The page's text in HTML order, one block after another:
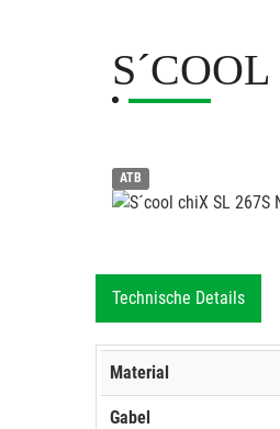
S´COOL
ATB
Technische Details
Material
Gabel